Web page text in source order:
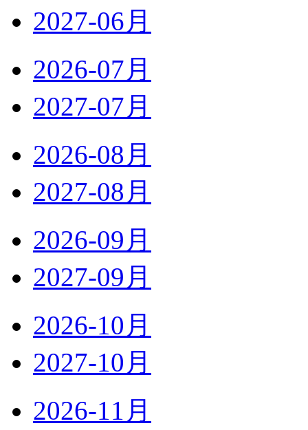
2027-06月
2026-07月
2027-07月
2026-08月
2027-08月
2026-09月
2027-09月
2026-10月
2027-10月
2026-11月